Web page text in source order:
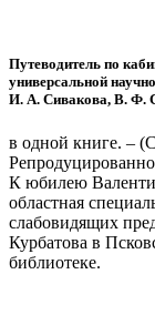
Путеводитель по
универсальной
И. А. Сивакова, В. Ф.
в одной книге. –
К юбилею
областная
слабовидящих
Курбатова в
библиотеке.